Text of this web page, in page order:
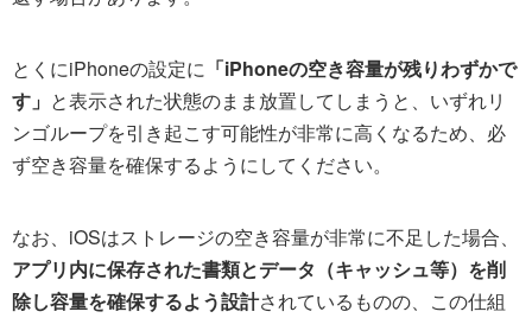
とくにiPhoneの設定に 「iPhoneの空き容量が残りわずかで
す」 と表示された状態のまま放置してしまうと、いずれリ
ンゴループを引き起こす可能性が非常に高くなるため、必
ず空き容量を確保するようにしてください。
なお、iOSはストレージの空き容量が非常に不足した場合、
アプリ内に保存された書類とデータ（キャッシュ等）を削
除し容量を確保するよう設計されているものの、この仕組